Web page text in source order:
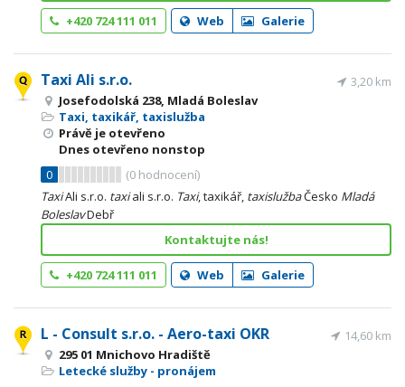
+420 724 111 011 Web Galerie
Taxi Ali s.r.o.
Josefodolská 238, Mladá Boleslav
Taxi, taxikář, taxislužba
Právě je otevřeno
Dnes otevřeno nonstop
0
(0 hodnocení)
3,20 km
TaxiAli s.r.o. taxiali s.r.o. Taxi, taxikář, taxislužbaČesko Mladá
BoleslavDebř
Kontaktujte nás!
+420 724 111 011 Web Galerie
L - Consult s.r.o. - Aero-taxi OKR
295 01 Mnichovo Hradiště
Letecké služby - pronájem
14,60 km